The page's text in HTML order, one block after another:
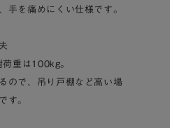
手を痛めにくい仕様です。
重は100kg。
ので、吊り戸棚など高い場
す。